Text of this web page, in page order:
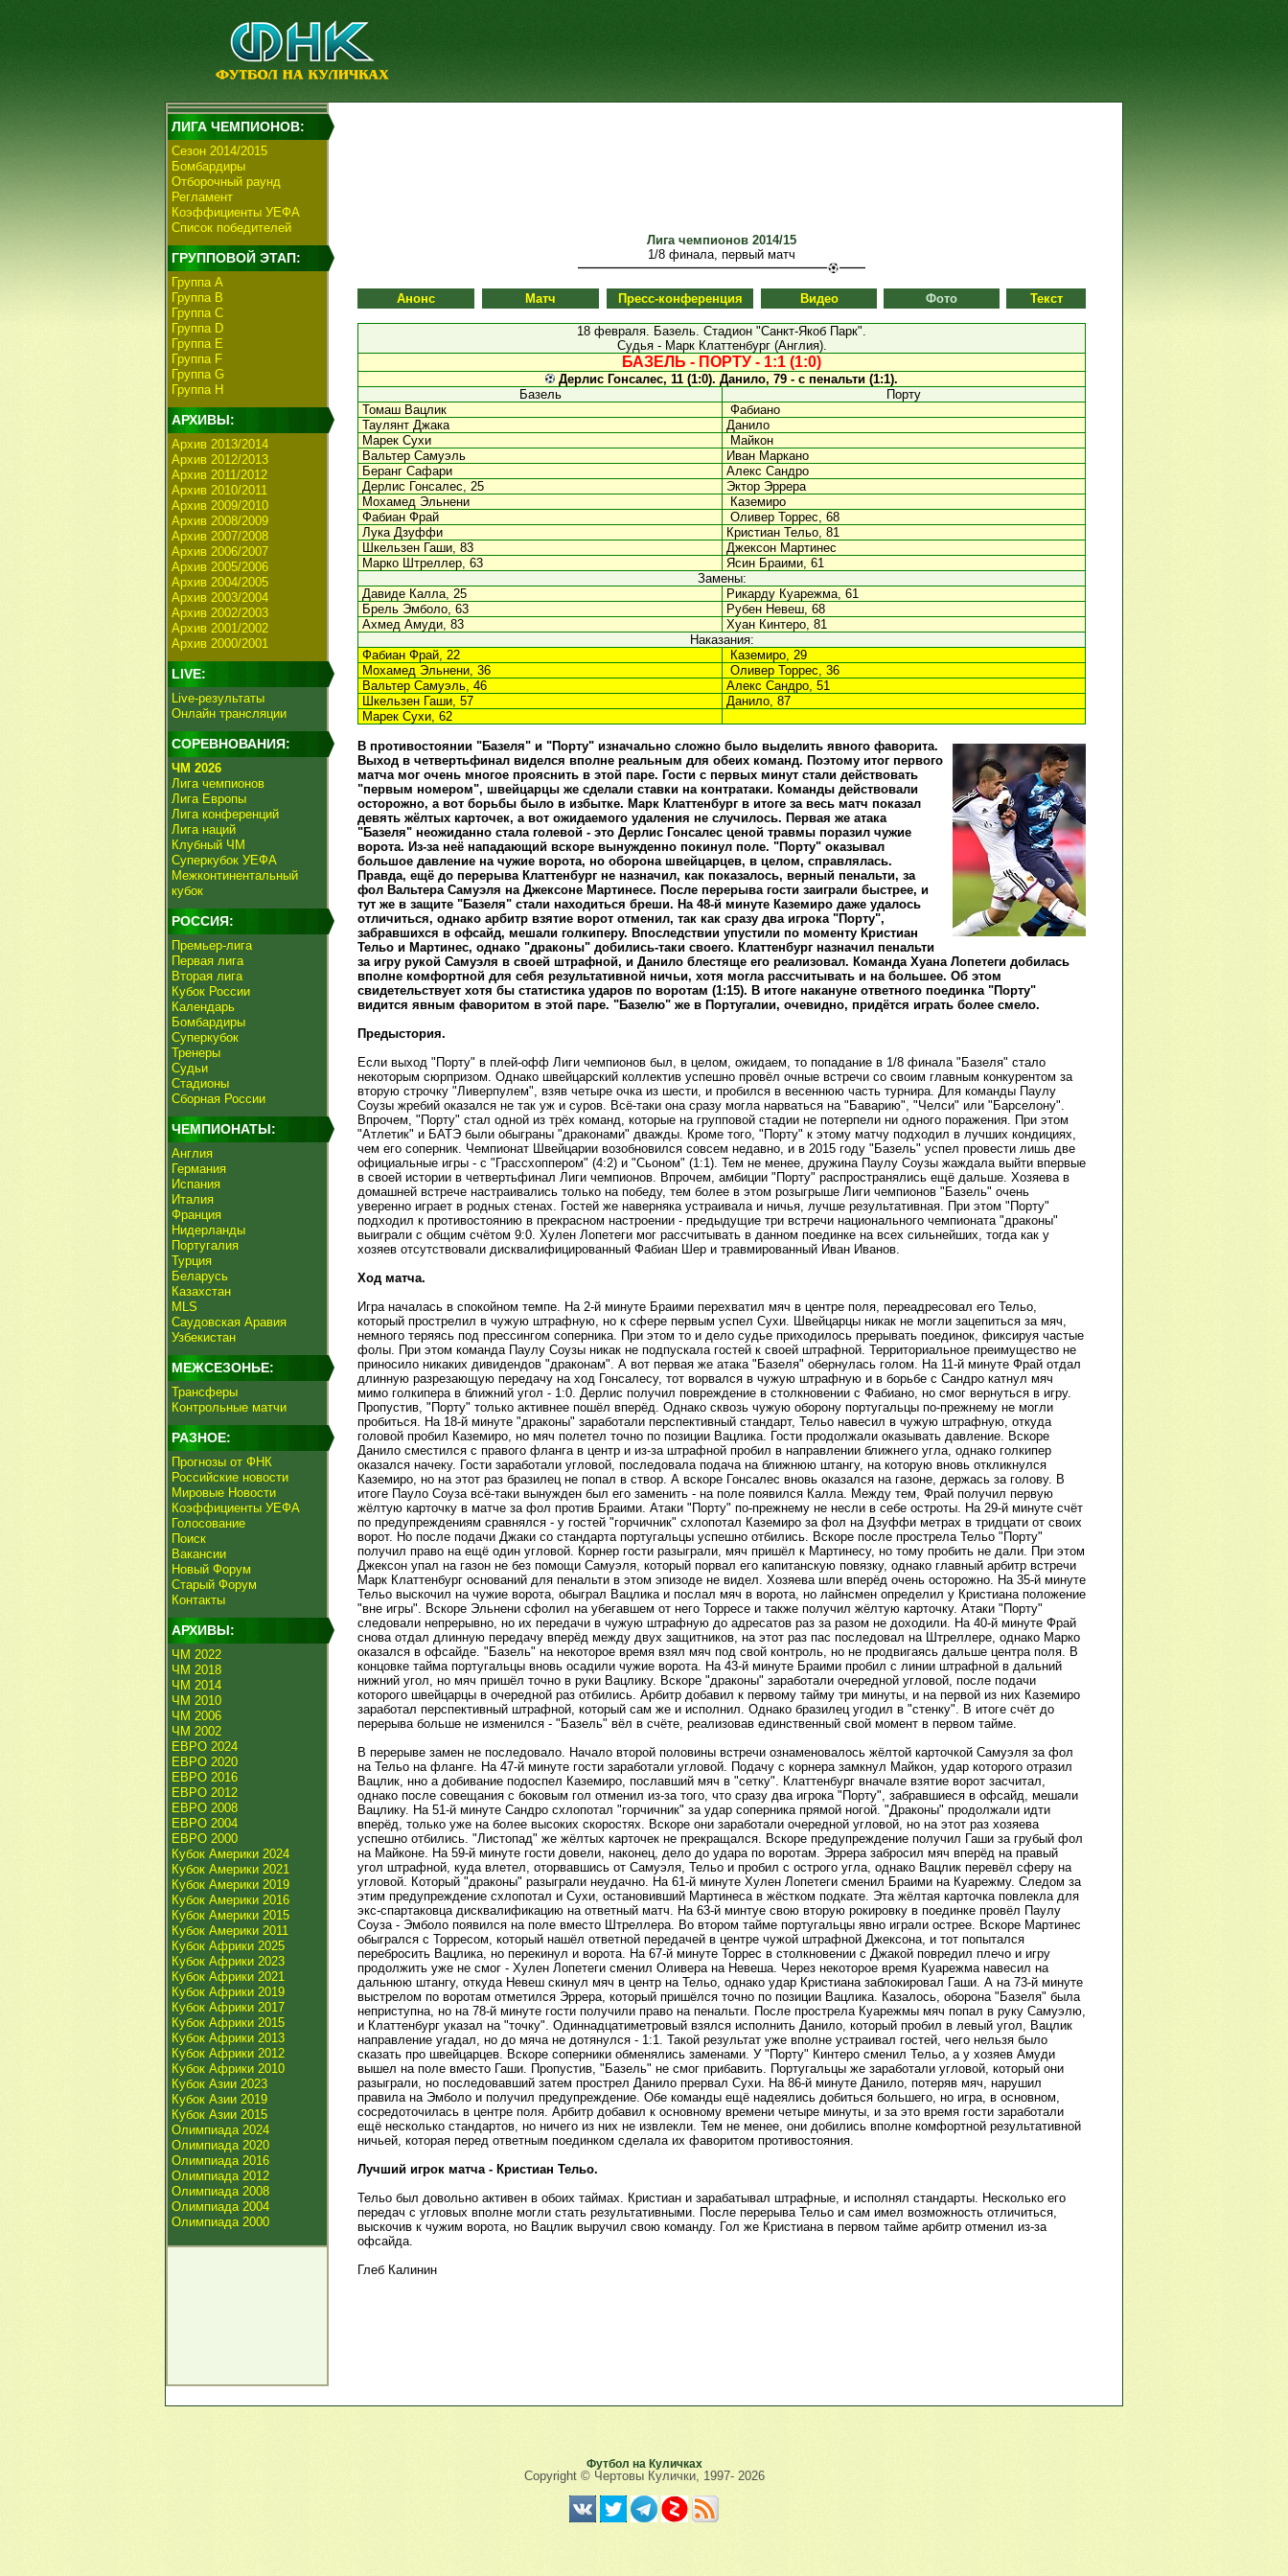
ЛИГА ЧЕМПИОНОВ:
Сезон 2014/2015
Бомбардиры
Отборочный раунд
Регламент
Коэффициенты УЕФА
Список победителей
ГРУППОВОЙ ЭТАП:
Группа А
Группа В
Группа C
Группа D
Группа E
Группа F
Группа G
Группа H
АРХИВЫ:
Архив 2013/2014
Архив 2012/2013
Архив 2011/2012
Архив 2010/2011
Архив 2009/2010
Архив 2008/2009
Архив 2007/2008
Архив 2006/2007
Архив 2005/2006
Архив 2004/2005
Архив 2003/2004
Архив 2002/2003
Архив 2001/2002
Архив 2000/2001
LIVE:
Live-результаты
Онлайн трансляции
СОРЕВНОВАНИЯ:
ЧМ 2026
Лига чемпионов
Лига Европы
Лига конференций
Лига наций
Клубный ЧМ
Суперкубок УЕФА
Межконтинентальный
кубок
РОССИЯ:
Премьер-лига
Первая лига
Вторая лига
Кубок России
Календарь
Бомбардиры
Суперкубок
Тренеры
Судьи
Стадионы
Сборная России
ЧЕМПИОНАТЫ:
Англия
Германия
Испания
Италия
Франция
Нидерланды
Португалия
Турция
Беларусь
Казахстан
MLS
Саудовская Аравия
Узбекистан
МЕЖСЕЗОНЬЕ:
Трансферы
Контрольные матчи
РАЗНОЕ:
Прогнозы от ФНК
Российские новости
Мировые Новости
Коэффициенты УЕФА
Голосование
Поиск
Вакансии
Новый Форум
Старый Форум
Контакты
АРХИВЫ:
ЧМ 2022
ЧМ 2018
ЧМ 2014
ЧМ 2010
ЧМ 2006
ЧМ 2002
ЕВРО 2024
ЕВРО 2020
ЕВРО 2016
ЕВРО 2012
ЕВРО 2008
ЕВРО 2004
ЕВРО 2000
Кубок Америки 2024
Кубок Америки 2021
Кубок Америки 2019
Кубок Америки 2016
Кубок Америки 2015
Кубок Америки 2011
Кубок Африки 2025
Кубок Африки 2023
Кубок Африки 2021
Кубок Африки 2019
Кубок Африки 2017
Кубок Африки 2015
Кубок Африки 2013
Кубок Африки 2012
Кубок Африки 2010
Кубок Азии 2023
Кубок Азии 2019
Кубок Азии 2015
Олимпиада 2024
Олимпиада 2020
Олимпиада 2016
Олимпиада 2012
Олимпиада 2008
Олимпиада 2004
Олимпиада 2000
Лига чемпионов 2014/15
1/8 финала, первый матч
Анонс Матч Пресс-конференция Видео Фото Текст
18 февраля. Базель. Стадион "Санкт-Якоб Парк".
Судья - Марк Клаттенбург (Англия).
БАЗЕЛЬ - ПОРТУ - 1:1 (1:0)
Дерлис Гонсалес, 11 (1:0). Данило, 79 - с пенальти (1:1).
Базель
Порту
Томаш Вацлик
Фабиано
Таулянт Джака
Данило
Марек Сухи
Майкон
Вальтер Самуэль
Иван Маркано
Беранг Сафари
Алекс Сандро
Дерлис Гонсалес, 25
Эктор Эррера
Мохамед Эльнени
Каземиро
Фабиан Фрай
Оливер Торрес, 68
Лука Дзуффи
Кристиан Тельо, 81
Шкельзен Гаши, 83
Джексон Мартинес
Марко Штреллер, 63
Ясин Браими, 61
Замены:
Давиде Калла, 25
Рикарду Куарежма, 61
Брель Эмболо, 63
Рубен Невеш, 68
Ахмед Амуди, 83
Хуан Кинтеро, 81
Наказания:
Фабиан Фрай, 22
Каземиро, 29
Мохамед Эльнени, 36
Оливер Торрес, 36
Вальтер Самуэль, 46
Алекс Сандро, 51
Шкельзен Гаши, 57
Данило, 87
Марек Сухи, 62
В противостоянии "Базеля" и "Порту" изначально сложно было выделить явного фаворита.
Выход в четвертьфинал виделся вполне реальным для обеих команд. Поэтому итог первого
матча мог очень многое прояснить в этой паре. Гости с первых минут стали действовать
"первым номером", швейцарцы же сделали ставки на контратаки. Команды действовали
осторожно, а вот борьбы было в избытке. Марк Клаттенбург в итоге за весь матч показал
девять жёлтых карточек, а вот ожидаемого удаления не случилось. Первая же атака
"Базеля" неожиданно стала голевой - это Дерлис Гонсалес ценой травмы поразил чужие
ворота. Из-за неё нападающий вскоре вынужденно покинул поле. "Порту" оказывал
большое давление на чужие ворота, но оборона швейцарцев, в целом, справлялась.
Правда, ещё до перерыва Клаттенбург не назначил, как показалось, верный пенальти, за
фол Вальтера Самуэля на Джексоне Мартинесе. После перерыва гости заиграли быстрее, и
тут же в защите "Базеля" стали находиться бреши. На 48-й минуте Каземиро даже удалось
отличиться, однако арбитр взятие ворот отменил, так как сразу два игрока "Порту",
забравшихся в офсайд, мешали голкиперу. Впоследствии упустили по моменту Кристиан
Тельо и Мартинес, однако "драконы" добились-таки своего. Клаттенбург назначил пенальти
за игру рукой Самуэля в своей штрафной, и Данило блестяще его реализовал. Команда Хуана Лопетеги добилась
вполне комфортной для себя результативной ничьи, хотя могла рассчитывать и на большее. Об этом
свидетельствует хотя бы статистика ударов по воротам (1:15). В итоге накануне ответного поединка "Порту"
видится явным фаворитом в этой паре. "Базелю" же в Португалии, очевидно, придётся играть более смело.
Предыстория.
Если выход "Порту" в плей-офф Лиги чемпионов был, в целом, ожидаем, то попадание в 1/8 финала "Базеля" стало
некоторым сюрпризом. Однако швейцарский коллектив успешно провёл очные встречи со своим главным конкурентом за
вторую строчку "Ливерпулем", взяв четыре очка из шести, и пробился в весеннюю часть турнира. Для команды Паулу
Соузы жребий оказался не так уж и суров. Всё-таки она сразу могла нарваться на "Баварию", "Челси" или "Барселону".
Впрочем, "Порту" стал одной из трёх команд, которые на групповой стадии не потерпели ни одного поражения. При этом
"Атлетик" и БАТЭ были обыграны "драконами" дважды. Кроме того, "Порту" к этому матчу подходил в лучших кондициях,
чем его соперник. Чемпионат Швейцарии возобновился совсем недавно, и в 2015 году "Базель" успел провести лишь две
официальные игры - с "Грассхоппером" (4:2) и "Сьоном" (1:1). Тем не менее, дружина Паулу Соузы жаждала выйти впервые
в своей истории в четвертьфинал Лиги чемпионов. Впрочем, амбиции "Порту" распространялись ещё дальше. Хозяева в
домашней встрече настраивались только на победу, тем более в этом розыгрыше Лиги чемпионов "Базель" очень
уверенно играет в родных стенах. Гостей же наверняка устраивала и ничья, лучше результативная. При этом "Порту"
подходил к противостоянию в прекрасном настроении - предыдущие три встречи национального чемпионата "драконы"
выиграли с общим счётом 9:0. Хулен Лопетеги мог рассчитывать в данном поединке на всех сильнейших, тогда как у
хозяев отсутствовали дисквалифицированный Фабиан Шер и травмированный Иван Иванов.
Ход матча.
Игра началась в спокойном темпе. На 2-й минуте Браими перехватил мяч в центре поля, переадресовал его Тельо,
который прострелил в чужую штрафную, но к сфере первым успел Сухи. Швейцарцы никак не могли зацепиться за мяч,
немного теряясь под прессингом соперника. При этом то и дело судье приходилось прерывать поединок, фиксируя частые
фолы. При этом команда Паулу Соузы никак не подпускала гостей к своей штрафной. Территориальное преимущество не
приносило никаких дивидендов "драконам". А вот первая же атака "Базеля" обернулась голом. На 11-й минуте Фрай отдал
длинную разрезающую передачу на ход Гонсалесу, тот ворвался в чужую штрафную и в борьбе с Сандро катнул мяч
мимо голкипера в ближний угол - 1:0. Дерлис получил повреждение в столкновении с Фабиано, но смог вернуться в игру.
Пропустив, "Порту" только активнее пошёл вперёд. Однако сквозь чужую оборону португальцы по-прежнему не могли
пробиться. На 18-й минуте "драконы" заработали перспективный стандарт, Тельо навесил в чужую штрафную, откуда
головой пробил Каземиро, но мяч полетел точно по позиции Вацлика. Гости продолжали оказывать давление. Вскоре
Данило сместился с правого фланга в центр и из-за штрафной пробил в направлении ближнего угла, однако голкипер
оказался начеку. Гости заработали угловой, последовала подача на ближнюю штангу, на которую вновь откликнулся
Каземиро, но на этот раз бразилец не попал в створ. А вскоре Гонсалес вновь оказался на газоне, держась за голову. В
итоге Пауло Соуза всё-таки вынужден был его заменить - на поле появился Калла. Между тем, Фрай получил первую
жёлтую карточку в матче за фол против Браими. Атаки "Порту" по-прежнему не несли в себе остроты. На 29-й минуте счёт
по предупреждениям сравнялся - у гостей "горчичник" схлопотал Каземиро за фол на Дзуффи метрах в тридцати от своих
ворот. Но после подачи Джаки со стандарта португальцы успешно отбились. Вскоре после прострела Тельо "Порту"
получил право на ещё один угловой. Корнер гости разыграли, мяч пришёл к Мартинесу, но тому пробить не дали. При этом
Джексон упал на газон не без помощи Самуэля, который порвал его капитанскую повязку, однако главный арбитр встречи
Марк Клаттенбург оснований для пенальти в этом эпизоде не видел. Хозяева шли вперёд очень осторожно. На 35-й минуте
Тельо выскочил на чужие ворота, обыграл Вацлика и послал мяч в ворота, но лайнсмен определил у Кристиана положение
"вне игры". Вскоре Эльнени сфолил на убегавшем от него Торресе и также получил жёлтую карточку. Атаки "Порту"
следовали непрерывно, но их передачи в чужую штрафную до адресатов раз за разом не доходили. На 40-й минуте Фрай
снова отдал длинную передачу вперёд между двух защитников, на этот раз пас последовал на Штреллере, однако Марко
оказался в офсайде. "Базель" на некоторое время взял мяч под свой контроль, но не продвигаясь дальше центра поля. В
концовке тайма португальцы вновь осадили чужие ворота. На 43-й минуте Браими пробил с линии штрафной в дальний
нижний угол, но мяч пришёл точно в руки Вацлику. Вскоре "драконы" заработали очередной угловой, после подачи
которого швейцарцы в очередной раз отбились. Арбитр добавил к первому тайму три минуты, и на первой из них Каземиро
заработал перспективный штрафной, который сам же и исполнил. Однако бразилец угодил в "стенку". В итоге счёт до
перерыва больше не изменился - "Базель" вёл в счёте, реализовав единственный свой момент в первом тайме.
В перерыве замен не последовало. Начало второй половины встречи ознаменовалось жёлтой карточкой Самуэля за фол
на Тельо на фланге. На 47-й минуте гости заработали угловой. Подачу с корнера замкнул Майкон, удар которого отразил
Вацлик, нно а добивание подоспел Каземиро, пославший мяч в "сетку". Клаттенбург вначале взятие ворот засчитал,
однако после совещания с боковым гол отменил из-за того, что сразу два игрока "Порту", забравшиеся в офсайд, мешали
Вацлику. На 51-й минуте Сандро схлопотал "горчичник" за удар соперника прямой ногой. "Драконы" продолжали идти
вперёд, только уже на более высоких скоростях. Вскоре они заработали очередной угловой, но на этот раз хозяева
успешно отбились. "Листопад" же жёлтых карточек не прекращался. Вскоре предупреждение получил Гаши за грубый фол
на Майконе. На 59-й минуте гости довели, наконец, дело до удара по воротам. Эррера забросил мяч вперёд на правый
угол штрафной, куда влетел, оторвавшись от Самуэля, Тельо и пробил с острого угла, однако Вацлик перевёл сферу на
угловой. Который "драконы" разыграли неудачно. На 61-й минуте Хулен Лопетеги сменил Браими на Куарежму. Следом за
этим предупреждение схлопотал и Сухи, остановивший Мартинеса в жёстком подкате. Эта жёлтая карточка повлекла для
экс-спартаковца дисквалификацию на ответный матч. На 63-й минтуе свою вторую рокировку в поединке провёл Паулу
Соуза - Эмболо появился на поле вместо Штреллера. Во втором тайме португальцы явно играли острее. Вскоре Мартинес
обыгрался с Торресом, который нашёл ответной передачей в центре чужой штрафной Джексона, и тот попытался
перебросить Вацлика, но перекинул и ворота. На 67-й минуте Торрес в столкновении с Джакой повредил плечо и игру
продолжить уже не смог - Хулен Лопетеги сменил Оливера на Невеша. Через некоторое время Куарежма навесил на
дальнюю штангу, откуда Невеш скинул мяч в центр на Тельо, однако удар Кристиана заблокировал Гаши. А на 73-й минуте
выстрелом по воротам отметился Эррера, который пришёлся точно по позиции Вацлика. Казалось, оборона "Базеля" была
неприступна, но на 78-й минуте гости получили право на пенальти. После прострела Куарежмы мяч попал в руку Самуэлю,
и Клаттенбург указал на "точку". Одиннадцатиметровый взялся исполнить Данило, который пробил в левый угол, Вацлик
направление угадал, но до мяча не дотянулся - 1:1. Такой результат уже вполне устраивал гостей, чего нельзя было
сказать про швейцарцев. Вскоре соперники обменялись заменами. У "Порту" Кинтеро сменил Тельо, а у хозяев Амуди
вышел на поле вместо Гаши. Пропустив, "Базель" не смог прибавить. Португальцы же заработали угловой, который они
разыграли, но последовавший затем прострел Данило прервал Сухи. На 86-й минуте Данило, потеряв мяч, нарушил
правила на Эмболо и получил предупреждение. Обе команды ещё надеялись добиться большего, но игра, в основном,
сосредоточилась в центре поля. Арбитр добавил к основному времени четыре минуты, и за это время гости заработали
ещё несколько стандартов, но ничего из них не извлекли. Тем не менее, они добились вполне комфортной результативной
ничьей, которая перед ответным поединком сделала их фаворитом противостояния.
Лучший игрок матча - Кристиан Тельо.
Тельо был довольно активен в обоих таймах. Кристиан и зарабатывал штрафные, и исполнял стандарты. Несколько его
передач с угловых вполне могли стать результативными. После перерыва Тельо и сам имел возможность отличиться,
выскочив к чужим ворота, но Вацлик выручил свою команду. Гол же Кристиана в первом тайме арбитр отменил из-за
офсайда.
Глеб Калинин
Футбол на Куличках
Copyright © Чертовы Кулички, 1997- 2026